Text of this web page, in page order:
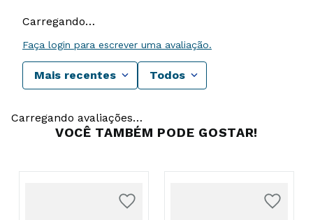
Carregando…
Faça login para escrever uma avaliação.
Mais recentes Todos
Carregando avaliações…
VOCÊ TAMBÉM PODE GOSTAR!